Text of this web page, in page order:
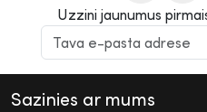
Uzzini jaunumus
Sazinies ar mums